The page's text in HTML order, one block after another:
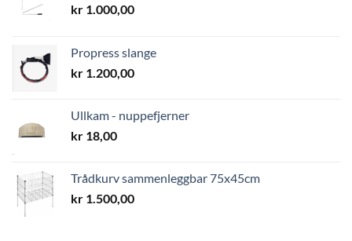
kr 1.000,00
Propress slange
kr 1.200,00
Ullkam - nuppefjerner
kr 18,00
Trådkurv sammenleggbar 75x45cm
kr 1.500,00